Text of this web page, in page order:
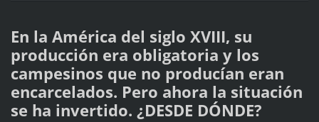
En la América del siglo XVIII, su
producción era obligatoria y los
campesinos que no producían eran
encarcelados. Pero ahora la situación
se ha invertido. ¿DESDE DÓNDE?